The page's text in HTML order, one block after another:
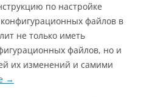
по настройке
файлов в
не только иметь
файлов, но и
их изменений и самими
→